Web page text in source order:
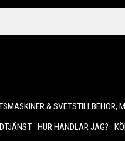
& SVETSTILLBEHÖR,
HUR HANDLAR JAG?